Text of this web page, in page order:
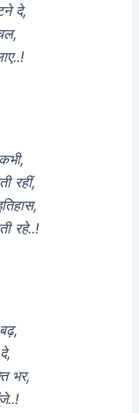
दे,
रहीं,
रहे..!
भर,